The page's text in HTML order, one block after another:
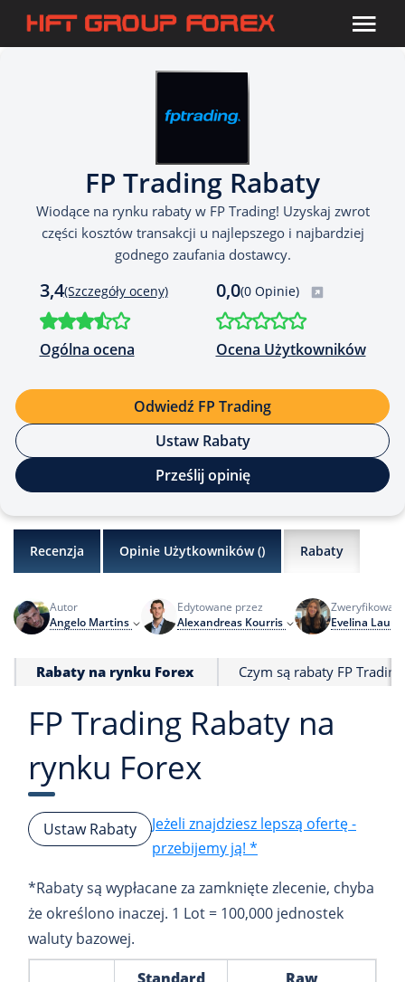
FP Trading Rabaty
Wiodące na rynku rabaty w FP Trading! Uzyskaj zwrot
części kosztów transakcji u najlepszego i najbardziej
godnego zaufania dostawcy.
3,4(Szczegóły oceny)
Ogólna ocena
0,0(0 Opinie)
Ocena Użytkowników
Odwiedź FP Trading
Ustaw Rabaty
Prześlij opinię
Recenzja Opinie Użytkowników () Rabaty
Autor
Angelo Martins
Edytowane przez
Alexandreas Kourris
Evelina
Rabaty na rynku Forex Czym są rabaty FP
FP Trading Rabaty na
rynku Forex
Ustaw Rabaty
Jeżeli znajdziesz lepszą ofertę -
przebijemy ją! *
*Rabaty są wypłacane za zamknięte zlecenie, chyba
że określono inaczej. 1 Lot = 100,000 jednostek
waluty bazowej.